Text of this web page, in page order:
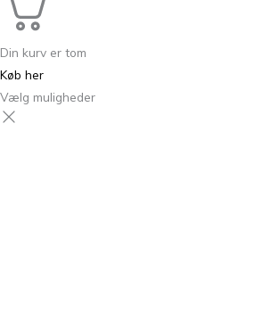
Din kurv er tom
Køb her
Vælg muligheder